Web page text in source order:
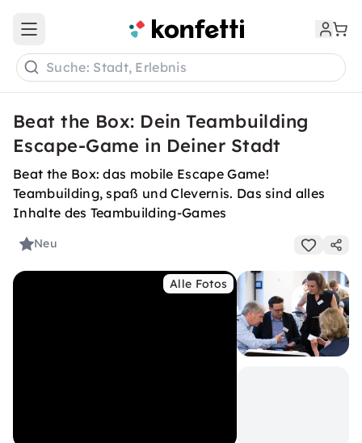
Open main menu
Suche: Stadt, Erlebnis
Beat the Box: Dein Teambuilding
Escape-Game in Deiner Stadt
Beat the Box: das mobile Escape Game!
Teambuilding, spaß und Clevernis. Das sind alles
Inhalte des Teambuilding-Games
Neu
Alle Fotos